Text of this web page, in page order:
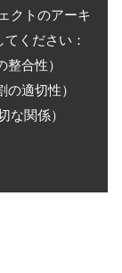
ください：